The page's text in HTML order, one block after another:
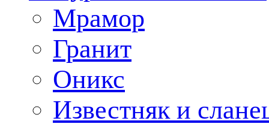
Мрамор
Гранит
Оникс
Известняк и